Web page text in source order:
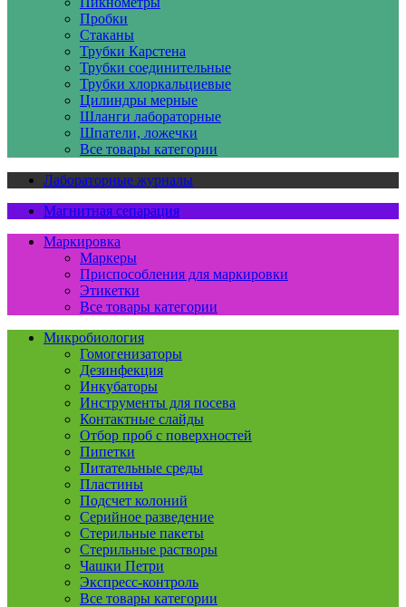
Пробки
Стаканы
Трубки Карстена
Трубки соединительные
Трубки хлоркальциевые
Цилиндры мерные
Шланги лабораторные
Шпатели, ложечки
Все товары категории
Лабораторные журналы
Магнитная сепарация
Маркировка
Маркеры
Приспособления для маркировки
Этикетки
Все товары категории
Микробиология
Гомогенизаторы
Дезинфекция
Инкубаторы
Инструменты для посева
Контактные слайды
Отбор проб с поверхностей
Пипетки
Питательные среды
Пластины
Подсчет колоний
Серийное разведение
Стерильные пакеты
Стерильные растворы
Чашки Петри
Экспресс-контроль
Все товары категории